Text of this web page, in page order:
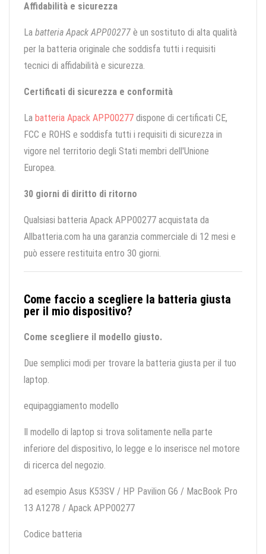
Affidabilità e sicurezza
La batteria Apack APP00277 è un sostituto di alta qualità
per la batteria originale che soddisfa tutti i requisiti
tecnici di affidabilità e sicurezza.
Certificati di sicurezza e conformità
La batteria Apack APP00277 dispone di certificati CE,
FCC e ROHS e soddisfa tutti i requisiti di sicurezza in
vigore nel territorio degli Stati membri dell'Unione
Europea.
30 giorni di diritto di ritorno
Qualsiasi batteria Apack APP00277 acquistata da
Allbatteria.com ha una garanzia commerciale di 12 mesi e
può essere restituita entro 30 giorni.
Come faccio a scegliere la batteria giusta
per il mio dispositivo?
Come scegliere il modello giusto.
Due semplici modi per trovare la batteria giusta per il tuo
laptop.
equipaggiamento modello
Il modello di laptop si trova solitamente nella parte
inferiore del dispositivo, lo legge e lo inserisce nel motore
di ricerca del negozio.
ad esempio Asus K53SV / HP Pavilion G6 / MacBook Pro
13 A1278 / Apack APP00277
Codice batteria